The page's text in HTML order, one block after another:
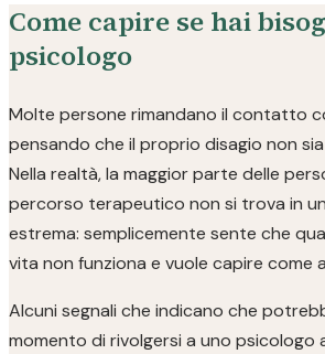
Come capire se hai
psicologo
Molte persone rimandano il contatto
pensando che il proprio disagio non
Nella realtà, la maggior parte delle
percorso terapeutico non si trova in
estrema: semplicemente sente che
vita non funziona e vuole capire come
Alcuni segnali che indicano che
momento di rivolgersi a uno psicologo